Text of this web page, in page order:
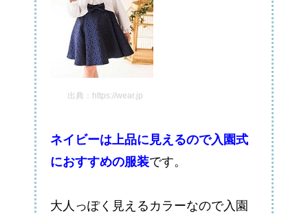
出典：https://wear.jp
ネイビーは上品に見えるので入園式
におすすめの服装です。
大人っぽく見えるカラーなので入園